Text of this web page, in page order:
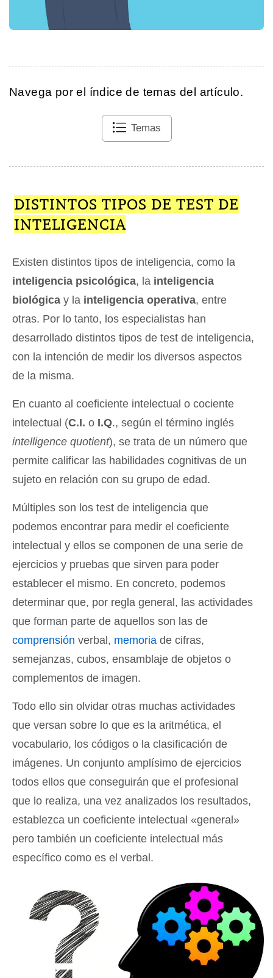
Navega por el índice de temas del artículo.
Temas
DISTINTOS TIPOS DE TEST DE
INTELIGENCIA
Existen distintos tipos de inteligencia, como la
inteligencia psicológica, la inteligencia
biológica y la inteligencia operativa, entre
otras. Por lo tanto, los especialistas han
desarrollado distintos tipos de test de inteligencia,
con la intención de medir los diversos aspectos
de la misma.
En cuanto al coeficiente intelectual o cociente
intelectual (C.I. o I.Q., según el término inglés
intelligence quotient), se trata de un número que
permite calificar las habilidades cognitivas de un
sujeto en relación con su grupo de edad.
Múltiples son los test de inteligencia que
podemos encontrar para medir el coeficiente
intelectual y ellos se componen de una serie de
ejercicios y pruebas que sirven para poder
establecer el mismo. En concreto, podemos
determinar que, por regla general, las actividades
que forman parte de aquellos son las de
comprensión verbal, memoria de cifras,
semejanzas, cubos, ensamblaje de objetos o
complementos de imagen.
Todo ello sin olvidar otras muchas actividades
que versan sobre lo que es la aritmética, el
vocabulario, los códigos o la clasificación de
imágenes. Un conjunto amplísimo de ejercicios
todos ellos que conseguirán que el profesional
que lo realiza, una vez analizados los resultados,
establezca un coeficiente intelectual «general»
pero también un coeficiente intelectual más
específico como es el verbal.